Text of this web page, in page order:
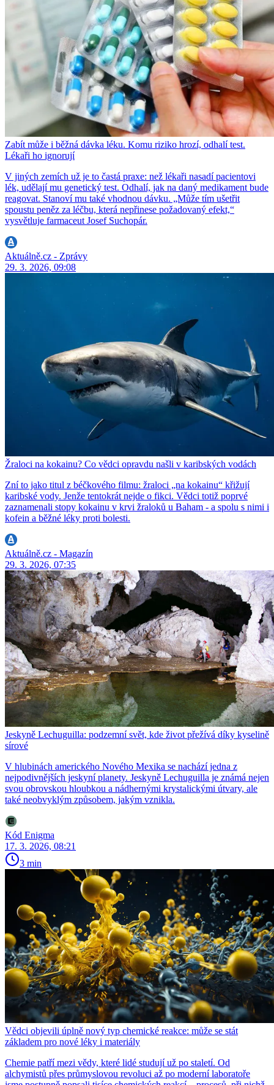
Zabít může i běžná dávka léku. Komu riziko hrozí, odhalí test.
Lékaři ho ignorují
V jiných zemích už je to častá praxe: než lékaři nasadí pacientovi
lék, udělají mu genetický test. Odhalí, jak na daný medikament bude
reagovat. Stanoví mu také vhodnou dávku. „Může tím ušetřit
spoustu peněz za léčbu, která nepřinese požadovaný efekt,“
vysvětluje farmaceut Josef Suchopár.
Aktuálně.cz - Zprávy
29. 3. 2026, 09:08
Žraloci na kokainu? Co vědci opravdu našli v karibských vodách
Zní to jako titul z béčkového filmu: žraloci „na kokainu“ křižují
karibské vody. Jenže tentokrát nejde o fikci. Vědci totiž poprvé
zaznamenali stopy kokainu v krvi žraloků u Baham - a spolu s nimi i
kofein a běžné léky proti bolesti.
Aktuálně.cz - Magazín
29. 3. 2026, 07:35
Jeskyně Lechuguilla: podzemní svět, kde život přežívá díky kyselině
sírové
V hlubinách amerického Nového Mexika se nachází jedna z
nejpodivnějších jeskyní planety. Jeskyně Lechuguilla je známá nejen
svou obrovskou hloubkou a nádhernými krystalickými útvary, ale
také neobvyklým způsobem, jakým vznikla.
Kód Enigma
17. 3. 2026, 08:21
3 min
Vědci objevili úplně nový typ chemické reakce: může se stát
základem pro nové léky i materiály
Chemie patří mezi vědy, které lidé studují už po staletí. Od
alchymistů přes průmyslovou revoluci až po moderní laboratoře